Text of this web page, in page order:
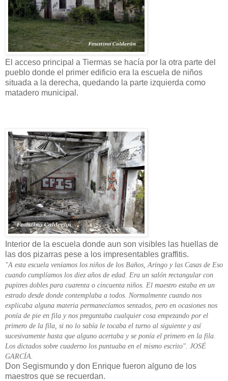
El acceso principal a Tiermas se hacía por la otra parte del
pueblo donde el primer edificio era la escuela de niños
situada a la derecha, quedando la parte izquierda como
matadero municipal.
Interior de la escuela donde aun son visibles las huellas de
las dos pizarras pese a los impresentables graffitis.
"A esta escuela veníamos los niños de los Baños, Aringo y las Casas de Eso
cuando cumplíamos los diez años de edad. Era un salón rectangular con
pupitres dobles para cuarenta o cincuenta niños. El maestro estaba en un
estrado desde donde contemplaba a todos. Normalmente cuando nos
explicaba alguna materia permanecíamos sentados, pero en ocasiones nos
ponía de pie en fila y nos preguntaba cualquier cosa empezando por el
primero de la fila, si no lo sabía le tocaba el turno al siguiente y así
sucesivamente hasta que alguno acertaba y se ponía el primero en la fila.
Los dictados sobre cuaderno los puntuaba en el mismo escrito". JOSÉ
GARCÍA.
Don Segismundo y don Enrique fueron alguno de los
maestros que se recuerdan.